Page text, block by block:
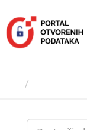
sadržaj